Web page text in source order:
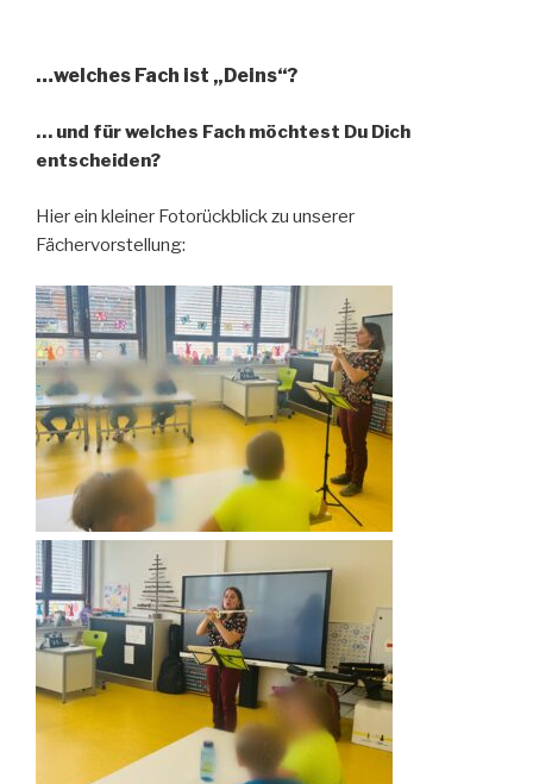
…welches Fach ist „Deins“?
… und für welches Fach möchtest Du Dich
entscheiden?
Hier ein kleiner Fotorückblick zu unserer
Fächervorstellung: